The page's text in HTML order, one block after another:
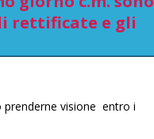
rettificate e gli
prenderne visione entro i